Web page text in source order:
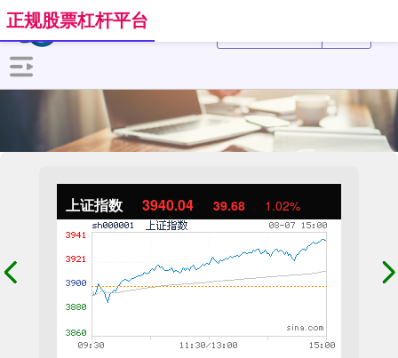
上证指数 3940.04 39.68 1.02%
正规股票杠杆平台